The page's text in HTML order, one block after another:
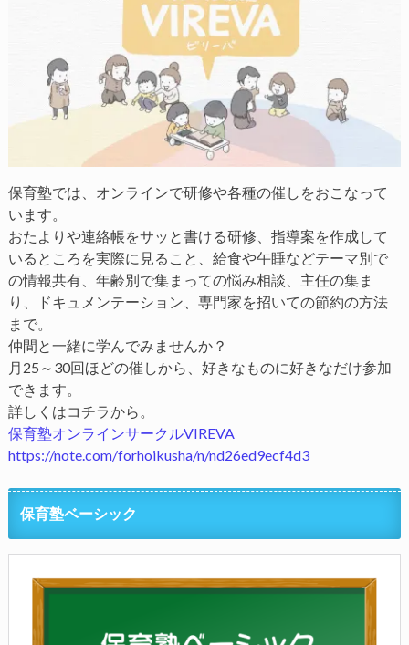
保育塾では、オンラインで研修や各種の催しをおこなって
います。
おたよりや連絡帳をサッと書ける研修、指導案を作成して
いるところを実際に見ること、給食や午睡などテーマ別で
の情報共有、年齢別で集まっての悩み相談、主任の集ま
り、ドキュメンテーション、専門家を招いての節約の方法
まで。
仲間と一緒に学んでみませんか？
月25～30回ほどの催しから、好きなものに好きなだけ参加
できます。
詳しくはコチラから。
保育塾オンラインサークルVIREVA
https://note.com/forhoikusha/n/nd26ed9ecf4d3
保育塾ベーシック